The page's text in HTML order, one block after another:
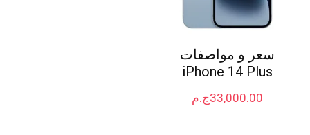
سعر و مواصفات
iPhone 14 Plus
ج.م33,000.00